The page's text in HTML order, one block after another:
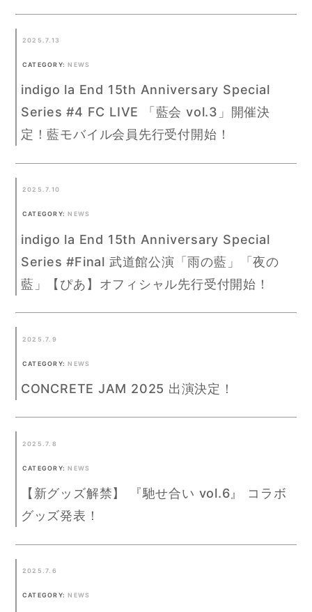
2025.7.13
CATEGORY: NEWS
indigo la End 15th Anniversary Special
Series #4 FC LIVE 「藍会 vol.3」開催決
定！藍モバイル会員先行受付開始！
2025.7.10
CATEGORY: NEWS
indigo la End 15th Anniversary Special
Series #Final 武道館公演「雨の藍」「夜の
藍」【ぴあ】オフィシャル先行受付開始！
2025.7.9
CATEGORY: NEWS
CONCRETE JAM 2025 出演決定！
2025.7.8
CATEGORY: NEWS
【新グッズ解禁】 『馳せ合い vol.6』 コラボ
グッズ発表！
2025.7.6
CATEGORY: NEWS